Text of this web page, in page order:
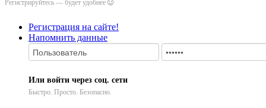
Регистрируйтесь — будет удобнее
Регистрация на сайте!
Напомнить данные
Или войти через соц. сети
Быстро. Просто. Безопасно.